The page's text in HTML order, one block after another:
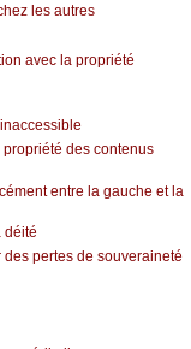
les autres
avec la propriété
des contenus
entre la gauche et la
déité
pertes de souveraineté